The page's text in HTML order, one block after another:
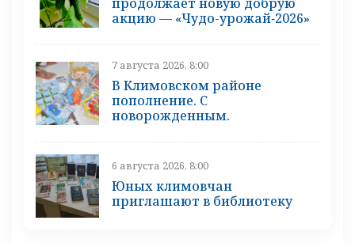
акцию — «Чудо-урожай‑2026»
7 августа 2026, 8:00
В Климовском районе
пополнение. С
новорожденным.
6 августа 2026, 8:00
Юных климовчан
приглашают в библиотеку